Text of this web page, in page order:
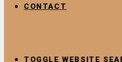
CONTACT
TOGGLE WEBSITE